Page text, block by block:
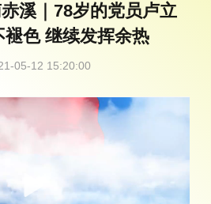
溪｜78岁的党员卢立
褪色 继续发挥余热
05-12 15:20:00